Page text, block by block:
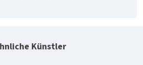
Künstler